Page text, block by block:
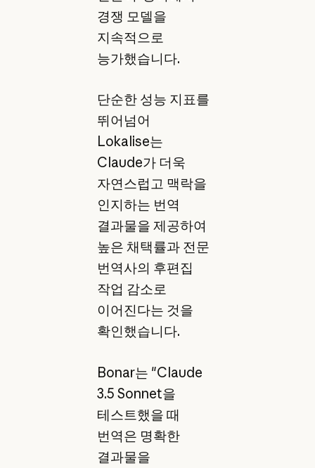
경쟁 모델을
지속적으로
능가했습니다.
단순한 성능 지표를
뛰어넘어
Lokalise는
Claude가 더욱
자연스럽고 맥락을
인지하는 번역
결과물을 제공하여
높은 채택률과 전문
번역사의 후편집
작업 감소로
이어진다는 것을
확인했습니다.
Bonar는 "Claude
3.5 Sonnet을
테스트했을 때
번역은 명확한
결과물을